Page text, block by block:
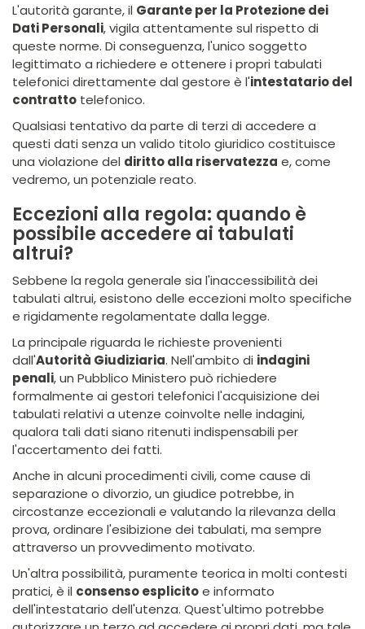
L'autorità garante, il Garante per la Protezione dei
Dati Personali, vigila attentamente sul rispetto di
queste norme. Di conseguenza, l'unico soggetto
legittimato a richiedere e ottenere i propri tabulati
telefonici direttamente dal gestore è l'intestatario del
contratto telefonico.
Qualsiasi tentativo da parte di terzi di accedere a
questi dati senza un valido titolo giuridico costituisce
una violazione del diritto alla riservatezza e, come
vedremo, un potenziale reato.
Eccezioni alla regola: quando è
possibile accedere ai tabulati
altrui?
Sebbene la regola generale sia l'inaccessibilità dei
tabulati altrui, esistono delle eccezioni molto specifiche
e rigidamente regolamentate dalla legge.
La principale riguarda le richieste provenienti
dall'Autorità Giudiziaria. Nell'ambito di indagini
penali, un Pubblico Ministero può richiedere
formalmente ai gestori telefonici l'acquisizione dei
tabulati relativi a utenze coinvolte nelle indagini,
qualora tali dati siano ritenuti indispensabili per
l'accertamento dei fatti.
Anche in alcuni procedimenti civili, come cause di
separazione o divorzio, un giudice potrebbe, in
circostanze eccezionali e valutando la rilevanza della
prova, ordinare l'esibizione dei tabulati, ma sempre
attraverso un provvedimento motivato.
Un'altra possibilità, puramente teorica in molti contesti
pratici, è il consenso esplicitoe informato
dell'intestatario dell'utenza. Quest'ultimo potrebbe